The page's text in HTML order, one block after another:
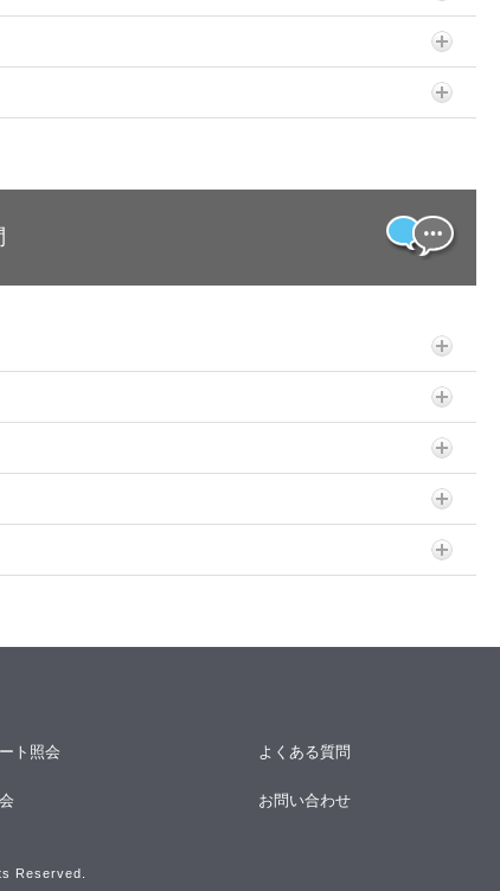
ト照会 よくある質問
お問い合わせ
Reserved.